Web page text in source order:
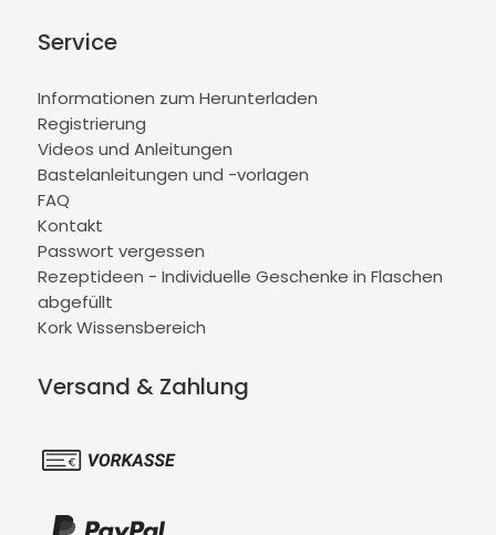
Service
Informationen zum Herunterladen
Registrierung
Videos und Anleitungen
Bastelanleitungen und -vorlagen
FAQ
Kontakt
Passwort vergessen
Rezeptideen - Individuelle Geschenke in Flaschen
abgefüllt
Kork Wissensbereich
Versand & Zahlung